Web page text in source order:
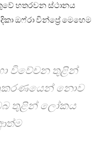
හතරවන ස්ථානය
ඔෆ්රා වින්ප්‍රේ මෙහෙම
විවේචන තුළින්
නොව
තුළින් ලෝකය